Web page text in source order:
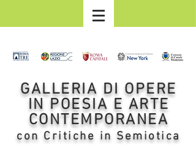
GALLERIA DI OPERE
IN POESIA E ARTE
CONTEMPORANEA
con Critiche in Semiotica